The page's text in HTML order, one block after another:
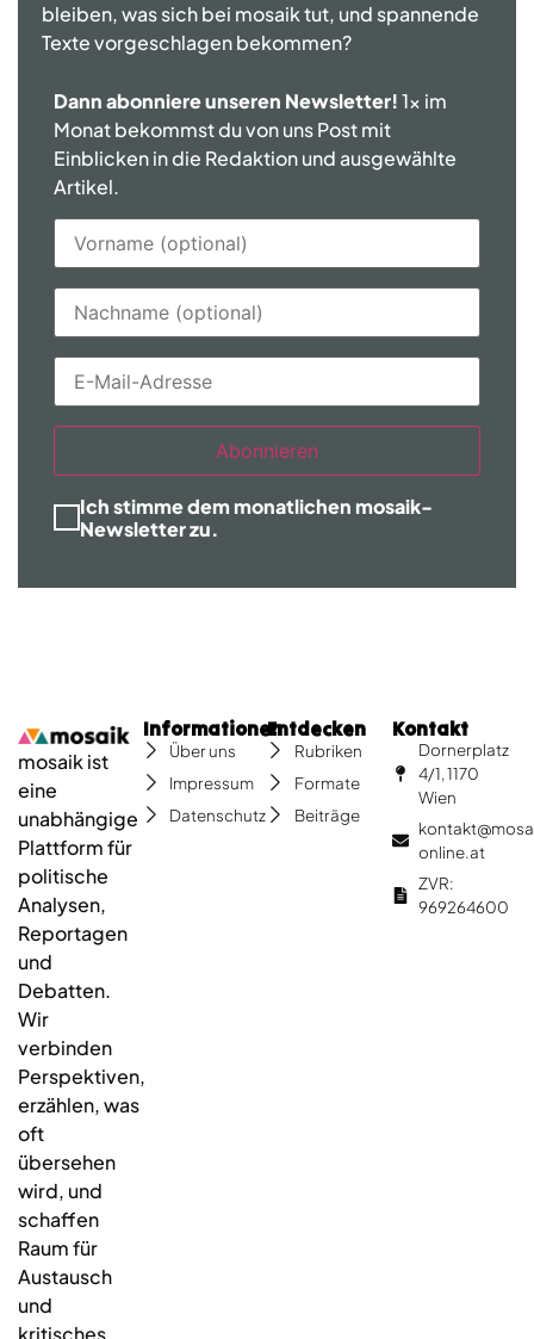
bleiben, was sich bei mosaik tut, und spannende
Texte vorgeschlagen bekommen?
Dann abonniere unseren Newsletter!1x im
Monat bekommst du von uns Post mit
Einblicken in die Redaktion und ausgewählte
Artikel.
Abonnieren
Ich stimme dem monatlichen mosaik-
Newsletter zu.
mosaik ist
eine
unabhängige
Plattform für
politische
Analysen,
Reportagen
und
Debatten.
Wir
verbinden
Perspektiven,
erzählen, was
oft
übersehen
wird, und
schaffen
Raum für
Austausch
und
kritisches
Informationen
Über uns
Impressum
Datenschutz
Entdecken
Rubriken
Formate
Beiträge
Kontakt
Dornerplatz
4/1, 1170
Wien
online.at
ZVR:
969264600